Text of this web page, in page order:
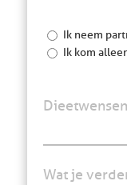
Ik neem
Ik kom
Wat je